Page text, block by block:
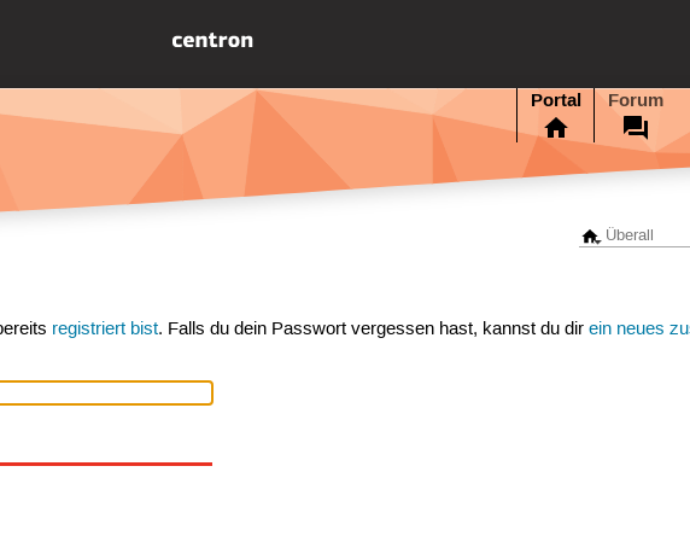
Portal Forum
registriert bist. Falls du dein Passwort vergessen hast, kannst du direin neues